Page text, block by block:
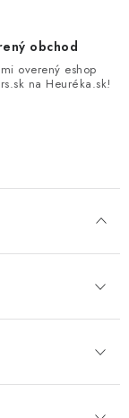
obchod
overený eshop
na Heuréka.sk!